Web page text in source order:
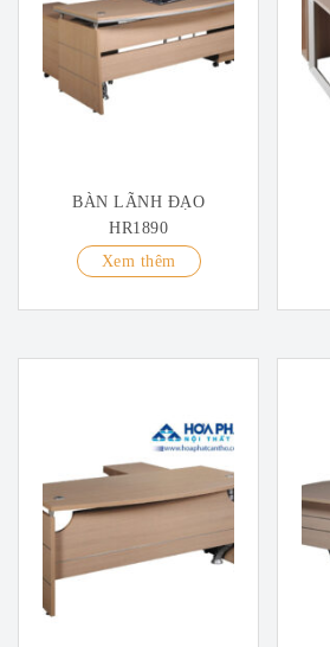
BÀN LÃNH ĐẠO
HR1890
Xem thêm